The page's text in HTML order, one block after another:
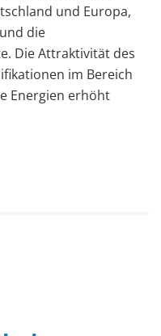
und Europa,
die
Die Attraktivität des
im Bereich
Energien erhöht